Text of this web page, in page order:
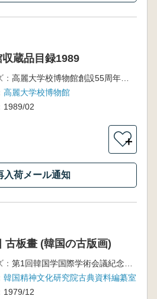
蔵品目録1989
高麗大学校博物館創設55周年紀年
高麗大学校博物館
1989/02
＋
入荷メール通知
古板畫 (韓国の古版画)
韓国精神文化研究院古典資料編纂室
1979/12